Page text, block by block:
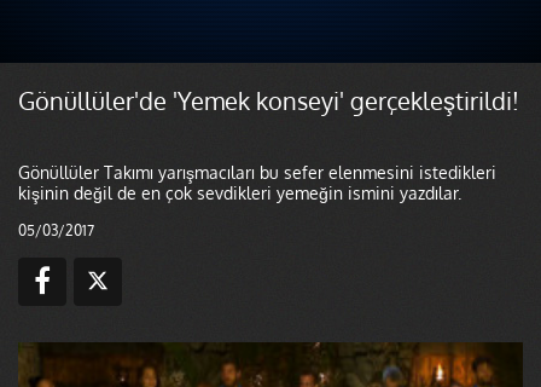
Gönüllüler'de 'Yemek konseyi' gerçekleştirildi!
Gönüllüler Takımı yarışmacıları bu sefer elenmesini istedikleri
kişinin değil de en çok sevdikleri yemeğin ismini yazdılar.
05/03/2017